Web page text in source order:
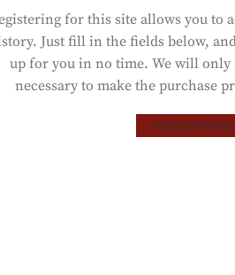
for this site allows you to
Just fill in the fields below,
up for you in no time. We will
necessary to make the purchase